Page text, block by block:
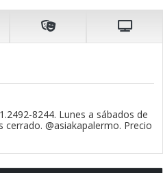
8244. Lunes a sábados de
cerrado. @asiakapalermo. Precio